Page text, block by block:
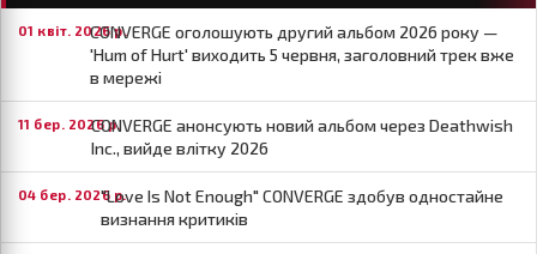
01 квіт. 2026 р.CONVERGE оголошують другий альбом 2026 року —
'Hum of Hurt' виходить 5 червня, заголовний трек вже
в мережі
11 бер. 2026 р.CONVERGE анонсують новий альбом через Deathwish
Inc., вийде влітку 2026
04 бер. 2026 р."Love Is Not Enough" CONVERGE здобув одностайне
визнання критиків